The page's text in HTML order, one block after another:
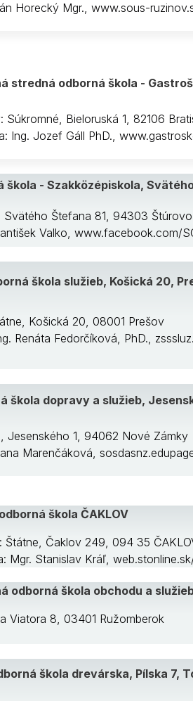
Horecký Mgr., www.sous-
stredná odborná škola -
Súkromné, Bieloruská 1, 82106
Ing. Jozef Gáll PhD.,
škola - Szakközépiskola,
Svätého Štefana 81, 94303 Štúrovo
Valko, www.facebook.com/
škola služieb, Košická 20,
Košická 20, 08001 Prešov
Renáta Fedorčíková, PhD.,
škola dopravy a služieb,
Jesenského 1, 94062 Nové Zámky
Marenčáková,
škola ČAKLOV
Štátne, Čaklov 249, 094 35
Mgr. Stanislav Kráľ,
odborná škola obchodu a
Viatora 8, 03401 Ružomberok
škola drevárska, Pílska 7,